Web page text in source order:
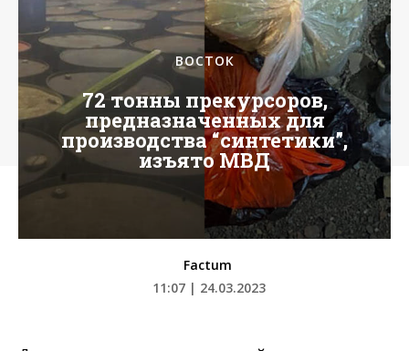
ВОСТОК
72 тонны прекурсоров,
предназначенных для
производства “синтетики”,
изъято МВД
Factum
11:07 | 24.03.2023